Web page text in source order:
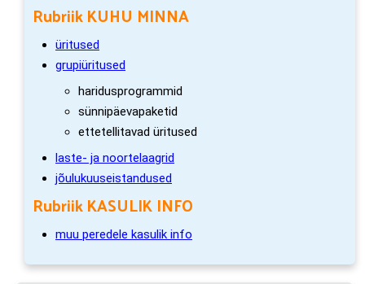
Rubriik KUHU MINNA
üritused
grupiüritused
haridusprogrammid
sünnipäevapaketid
ettetellitavad üritused
laste- ja noortelaagrid
jõulukuuseistandused
Rubriik KASULIK INFO
muu peredele kasulik info